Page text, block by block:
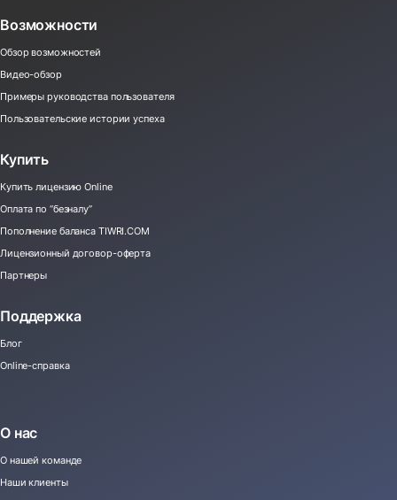
Возможности
Обзор возможностей
Видео-обзор
Примеры руководства пользователя
Пользовательские истории успеха
Купить
Купить лицензию Online
Оплата по “безналу”
Пополнение баланса TIWRI.COM
Лицензионный договор-оферта
Партнеры
Поддержка
Блог
Online-справка
О нас
О нашей команде
Наши клиенты